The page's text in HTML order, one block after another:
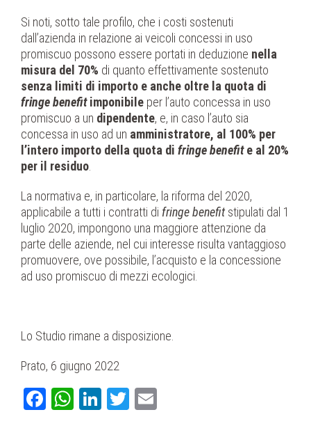
Si noti, sotto tale profilo, che i costi sostenuti
dall’azienda in relazione ai veicoli concessi in uso
promiscuo possono essere portati in deduzione nella
misura del 70% di quanto effettivamente sostenuto
senza limiti di importo e anche oltre la quota di
fringe benefitimponibile per l’auto concessa in uso
promiscuo a un dipendente, e, in caso l’auto sia
concessa in uso ad un amministratore, al 100% per
l’intero importo della quota di fringe benefite al 20%
per il residuo
La normativa e, in particolare, la riforma del 2020,
applicabile a tutti i contratti di fringe benefitstipulati dal 1
luglio 2020, impongono una maggiore attenzione da
parte delle aziende, nel cui interesse risulta vantaggioso
promuovere, ove possibile, l’acquisto e la concessione
ad uso promiscuo di mezzi ecologici.
Lo Studio rimane a disposizione.
Prato, 6 giugno 2022
Facebook
WhatsApp
LinkedIn
Twitter